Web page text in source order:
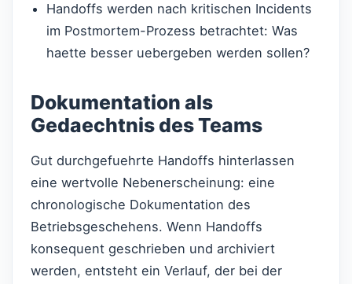
Handoffs werden nach kritischen Incidents
im Postmortem-Prozess betrachtet: Was
haette besser uebergeben werden sollen?
Dokumentation als
Gedaechtnis des Teams
Gut durchgefuehrte Handoffs hinterlassen
eine wertvolle Nebenerscheinung: eine
chronologische Dokumentation des
Betriebsgeschehens. Wenn Handoffs
konsequent geschrieben und archiviert
werden, entsteht ein Verlauf, der bei der